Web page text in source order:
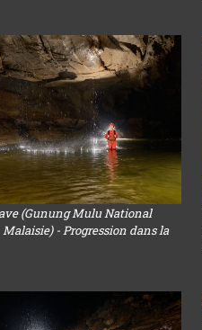
(Gunung Mulu National
Malaisie) - Progression dans la